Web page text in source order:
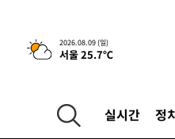
2026.08.09 (일)
서울 25.7℃
실시간 정
10시간 전 > [속보]뉴욕증시 상
-14253초 전 >
[속보]與최고위
한민수·김용 순
-14206초 전 >